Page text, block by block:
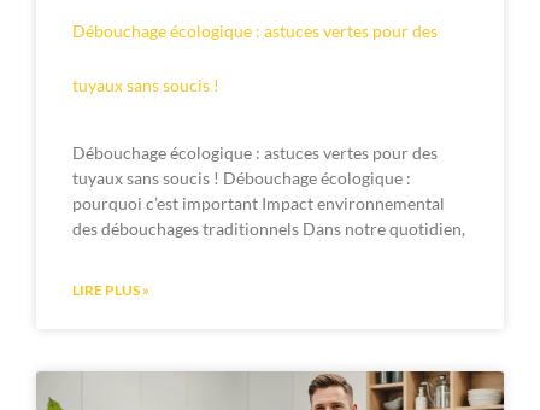
Débouchage écologique : astuces vertes pour des
tuyaux sans soucis !
Débouchage écologique : astuces vertes pour des
tuyaux sans soucis ! Débouchage écologique :
pourquoi c’est important Impact environnemental
des débouchages traditionnels Dans notre quotidien,
LIRE PLUS »